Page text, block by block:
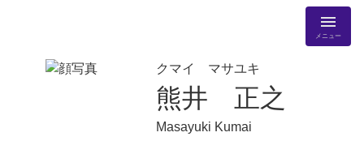
メニュー
クマイ マサユキ
熊井 正之
Masayuki Kumai